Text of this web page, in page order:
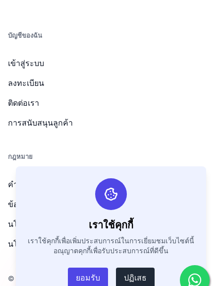
เราใช้คุกกี้
เราใช้คุกกี้เพื่อเพิ่มประสบการณ์ในการเยี่ยมชมเว็บไซต์นี้
อณุญาตคุกกี้เพื่อรับประสบการณ์ที่ดีขึ้น
ยอมรับ ปฏิเสธ
บัญชีของฉัน
เข้าสู่ระบบ
ลงทะเบียน
ติดต่อเรา
การสนับสนุนลูกค้า
กฎหมาย
คำถามที่พบบ่อย
ข้อกำหนดและเงื่อนไข
นโยบายความเป็นส่วนตัว
นโยบายการคืนเงิน
© ลิขสิทธิ์ 2026. สงวนลิขสิทธิ์โดย GoEmarket.